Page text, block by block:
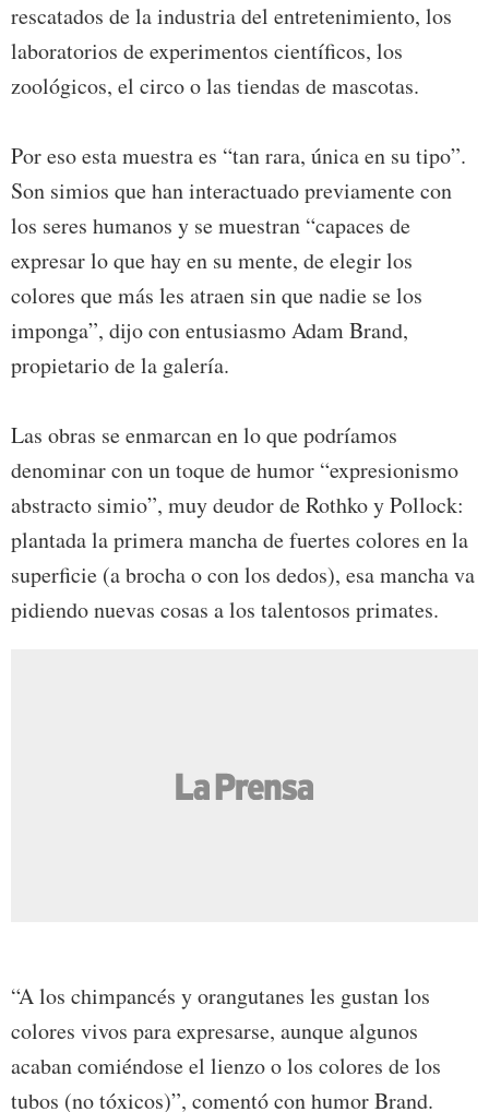
rescatados de la industria del entretenimiento, los
laboratorios de experimentos científicos, los
zoológicos, el circo o las tiendas de mascotas.
Por eso esta muestra es “tan rara, única en su tipo”.
Son simios que han interactuado previamente con
los seres humanos y se muestran “capaces de
expresar lo que hay en su mente, de elegir los
colores que más les atraen sin que nadie se los
imponga”, dijo con entusiasmo Adam Brand,
propietario de la galería.
Las obras se enmarcan en lo que podríamos
denominar con un toque de humor “expresionismo
abstracto simio”, muy deudor de Rothko y Pollock:
plantada la primera mancha de fuertes colores en la
superficie (a brocha o con los dedos), esa mancha va
pidiendo nuevas cosas a los talentosos primates.
“A los chimpancés y orangutanes les gustan los
colores vivos para expresarse, aunque algunos
acaban comiéndose el lienzo o los colores de los
tubos (no tóxicos)”, comentó con humor Brand.